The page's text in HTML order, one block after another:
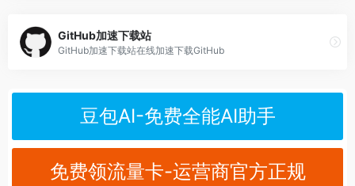
GitHub加速下载站
GitHub加速下载站在线加速下载GitHub
豆包AI-免费全能AI助手
免费领流量卡-运营商官方正规